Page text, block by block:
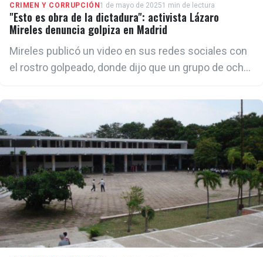
CRIMEN Y CORRUPCIÓN1 de mayo de 20251 min de lectura
"Esto es obra de la dictadura": activista Lázaro
Mireles denuncia golpiza en Madrid
Mireles publicó un video en sus redes sociales con
el rostro golpeado, donde dijo que un grupo de ocho
vivienda para atacarlo